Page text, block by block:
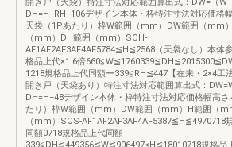
DH=H−RH−106デザイン本体・枠特注寸法対応価格
天袋（1Pあたり）枠W範囲（mm）DW範囲（mm
（mm）DH範囲（mm）SCH-
AF1AF2AF3AF4AF5784≦H≦2568（天袋なし）本体
格品上代×1.6倍
1218規格品上代同額ー339≦RH≦447【在来・2×4工
開き戸（天袋あり）特注寸法対応範囲算出式：
DH=H−48デザイン本体・枠特注寸法対応価格幅高さ
たり）枠W範囲（mm）DW範囲（mm）H範囲（
（mm）SCS-AF1AF2AF3AF4AF5387≦H≦4970718
同額0718規格品上代同額
339≦DH≦449356≦W≦906497<H≦18010718規格品